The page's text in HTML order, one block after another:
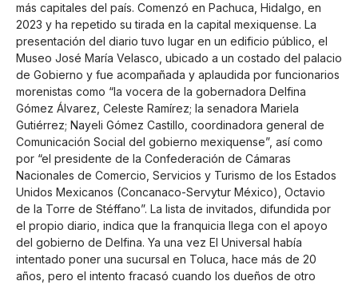
más capitales del país. Comenzó en Pachuca, Hidalgo, en
2023 y ha repetido su tirada en la capital mexiquense. La
presentación del diario tuvo lugar en un edificio público, el
Museo José María Velasco, ubicado a un costado del palacio
de Gobierno y fue acompañada y aplaudida por funcionarios
morenistas como “la vocera de la gobernadora Delfina
Gómez Álvarez, Celeste Ramírez; la senadora Mariela
Gutiérrez; Nayeli Gómez Castillo, coordinadora general de
Comunicación Social del gobierno mexiquense”, así como
por “el presidente de la Confederación de Cámaras
Nacionales de Comercio, Servicios y Turismo de los Estados
Unidos Mexicanos (Concanaco-Servytur México), Octavio
de la Torre de Stéffano”. La lista de invitados, difundida por
el propio diario, indica que la franquicia llega con el apoyo
del gobierno de Delfina. Ya una vez El Universal había
intentado poner una sucursal en Toluca, hace más de 20
años, pero el intento fracasó cuando los dueños de otro